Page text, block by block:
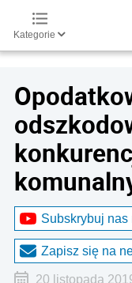
Kategorie
Subskrybuj nas
Zapisz się na
20 listopada